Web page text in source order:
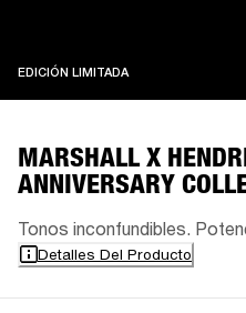
EDICIÓN LIMITADAEDICIÓN LIMITADA
MARSHALL X
ANNIVERSARY
Tonos inconfundibles.
Detalles Del Producto